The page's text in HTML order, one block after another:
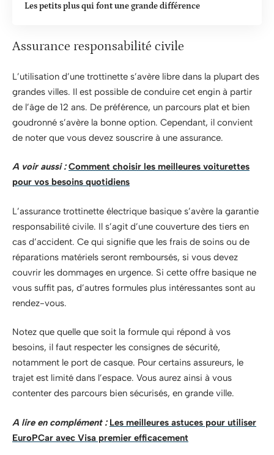
Les petits plus qui font une grande différence
Assurance responsabilité civile
L’utilisation d’une trottinette s’avère libre dans la plupart des
grandes villes. Il est possible de conduire cet engin à partir
de l’âge de 12 ans. De préférence, un parcours plat et bien
goudronné s’avère la bonne option. Cependant, il convient
de noter que vous devez souscrire à une assurance.
A voir aussi : Comment choisir les meilleures voiturettes
pour vos besoins quotidiens
L’assurance trottinette électrique basique s’avère la garantie
responsabilité civile. Il s’agit d’une couverture des tiers en
cas d’accident. Ce qui signifie que les frais de soins ou de
réparations matériels seront remboursés, si vous devez
couvrir les dommages en urgence. Si cette offre basique ne
vous suffit pas, d’autres formules plus intéressantes sont au
rendez-vous.
Notez que quelle que soit la formule qui répond à vos
besoins, il faut respecter les consignes de sécurité,
notamment le port de casque. Pour certains assureurs, le
trajet est limité dans l’espace. Vous aurez ainsi à vous
contenter des parcours bien sécurisés, en grande ville.
A lire en complément : Les meilleures astuces pour utiliser
EuroPCar avec Visa premier efficacement